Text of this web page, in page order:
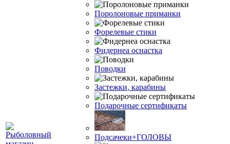
Поролоновые приманки
Форелевые стики
Фидернеа оснастка
Поводки
Застежки, карабины
Подарочные сертификаты
Подсачеки+ГОЛОВЫ